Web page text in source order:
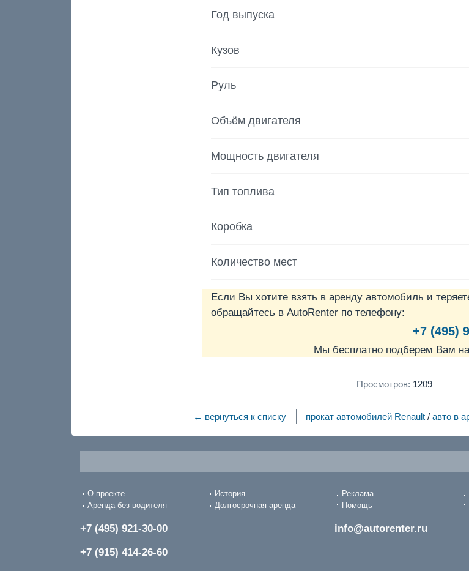
Год выпуска
Кузов
Руль
Объём двигателя
Мощность двигателя
Тип топлива
Коробка
Количество мест
Если Вы хотите взять в аренду автомобиль и
обращайтесь в AutoRenter по телефону:
+7 (495)
Мы бесплатно подберем Вам
Просмотров: 1209
← вернуться к списку прокат автомобилей Renault /авто в
О проекте История Реклама
Аренда без водителя
Долгосрочная аренда Помощь
+7 (495) 921-30-00
+7 (915) 414-26-60
info@autorenter.ru